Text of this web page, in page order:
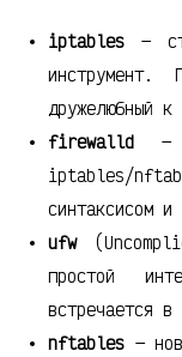
iptables —
дружелюбный к
firewalld —
iptables/
синтаксисом и
ufw
простой
встречается в
nftables —